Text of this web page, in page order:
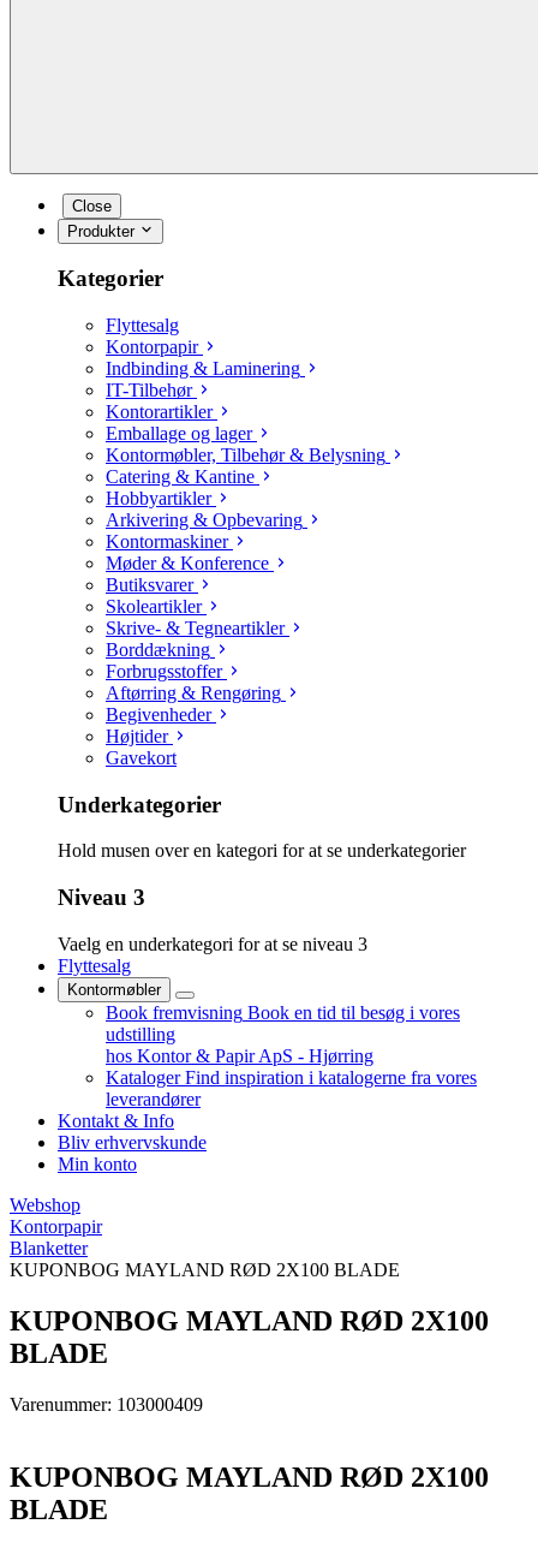
Close
Produkter
Kategorier
Flyttesalg
Kontorpapir
Indbinding & Laminering
IT-Tilbehør
Kontorartikler
Emballage og lager
Kontormøbler, Tilbehør & Belysning
Catering & Kantine
Hobbyartikler
Arkivering & Opbevaring
Kontormaskiner
Møder & Konference
Butiksvarer
Skoleartikler
Skrive- & Tegneartikler
Borddækning
Forbrugsstoffer
Aftørring & Rengøring
Begivenheder
Højtider
Gavekort
Underkategorier
Hold musen over en kategori for at se underkategorier
Niveau 3
Vaelg en underkategori for at se niveau 3
Flyttesalg
Kontormøbler
Book fremvisning Book en tid til besøg i vores
udstilling
hos Kontor & Papir ApS - Hjørring
Kataloger Find inspiration i katalogerne fra vores
leverandører
Kontakt & Info
Bliv erhvervskunde
Min konto
Webshop
Kontorpapir
Blanketter
KUPONBOG MAYLAND RØD 2X100 BLADE
KUPONBOG MAYLAND RØD 2X100
BLADE
Varenummer: 103000409
KUPONBOG MAYLAND RØD 2X100
BLADE